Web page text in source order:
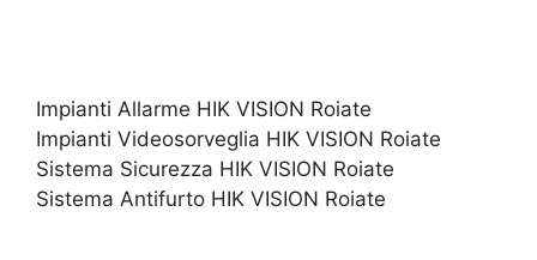
Impianti Allarme HIK VISION Roiate
Impianti Videosorveglia HIK VISION Roiate
Sistema Sicurezza HIK VISION Roiate
Sistema Antifurto HIK VISION Roiate